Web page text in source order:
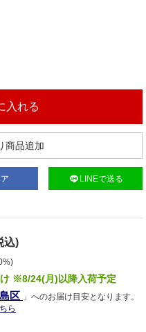
入れる
商品追加
LINEで送る
込)
※8/24(月)以降入荷予定
区 」へのお届け目安となります。
ら